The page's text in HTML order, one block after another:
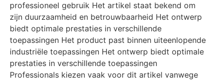
professioneel gebruik Het artikel staat bekend om
zijn duurzaamheid en betrouwbaarheid Het ontwerp
biedt optimale prestaties in verschillende
toepassingen Het product past binnen uiteenlopende
industriële toepassingen Het ontwerp biedt optimale
prestaties in verschillende toepassingen
Professionals kiezen vaak voor dit artikel vanwege